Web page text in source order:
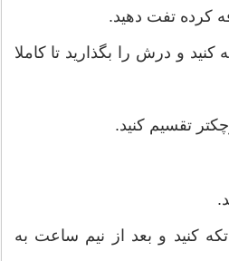
کرده تفت دهید.
کنید و درش را بگذارید تا کاملا
تقسیم کنید.
کنید و بعد از نیم ساعت به